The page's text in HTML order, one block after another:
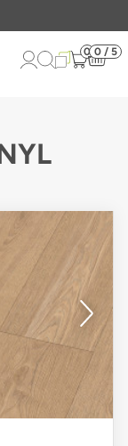
0 0 / 5